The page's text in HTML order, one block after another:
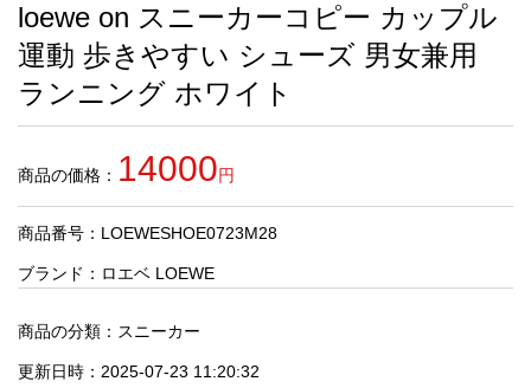
す
す
め
商
人
気
商
loewe on スニーカーコピー カップル
運動 歩きやすい シューズ 男女兼用
ランニング ホワイト
商品の価格： 14000円
商品番号：LOEWESHOE0723M28
ブランド： ロエベ LOEWE
商品の分類： スニーカー
更新日時：2025-07-23 11:20:32